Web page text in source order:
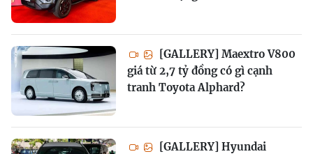
[GALLERY] Maextro V800
giá từ 2,7 tỷ đồng có gì cạnh
tranh Toyota Alphard?
[GALLERY] Hyundai